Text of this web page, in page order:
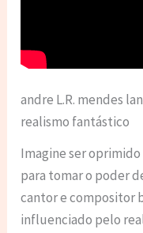
andre L.R. mendes
realismo fantástico
Imagine ser
para tomar o poder
cantor e compositor
influenciado pelo